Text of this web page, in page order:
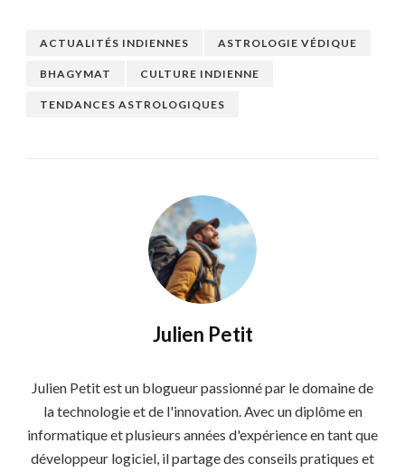
ACTUALITÉS INDIENNES ASTROLOGIE VÉDIQUE
BHAGYMAT CULTURE INDIENNE
TENDANCES ASTROLOGIQUES
Julien Petit
Julien Petit est un blogueur passionné par le domaine de
la technologie et de l'innovation. Avec un diplôme en
informatique et plusieurs années d'expérience en tant que
développeur logiciel, il partage des conseils pratiques et